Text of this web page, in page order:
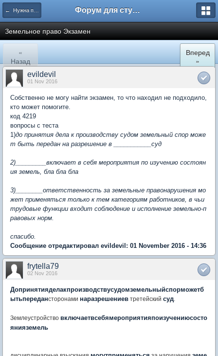
← Нужна помощь Форум для студента СГА
Земельное право Экзамен
«
Назад
Вперед
»
evildevil
01 Nov 2016
Собственно не могу найти экзамен, то что находил не подходило,
кто может помогите.
код 4219
вопросы с теста
1)до принятия дела к производству судом земельный спор може
т быть передан на разрешение в ___________суд
2)_________включает в себя мероприятия по изучению состоян
ия земель, бла бла бла
3)________ответственность за земельные правонарушения мо
жет применяться только к тем категориям работников, в чьи
трудовые функции входит соблюдение и исполнение земельно-п
равовых норм.
спасибо.
Сообщение отредактировал evildevil: 01 November 2016 - 14:36
frytella79
02 Nov 2016
Допринятияделакпроизводствусудомземельныйспорможетб
ытьпередансторонами наразрешениев третейский суд.
Землеустройство включаетвсебямероприятияпоизучениюсосто
янияземель